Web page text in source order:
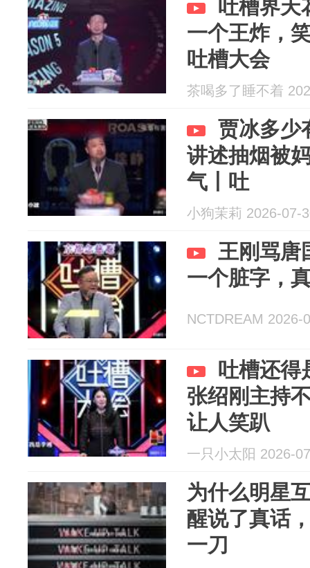
吐槽界天
一个王炸，
吐槽大会
茶喝多了睡不着
贾冰多少
讲述抽烟被
气丨吐
小狗茉莉 2026-07-
王刚骂唐
一个脏字，
NCTDREAM 2026-
吐槽还得
张绍刚主持
让人笑趴
一只小太阳 2026-
为什么明星
醒说了真话
一刀